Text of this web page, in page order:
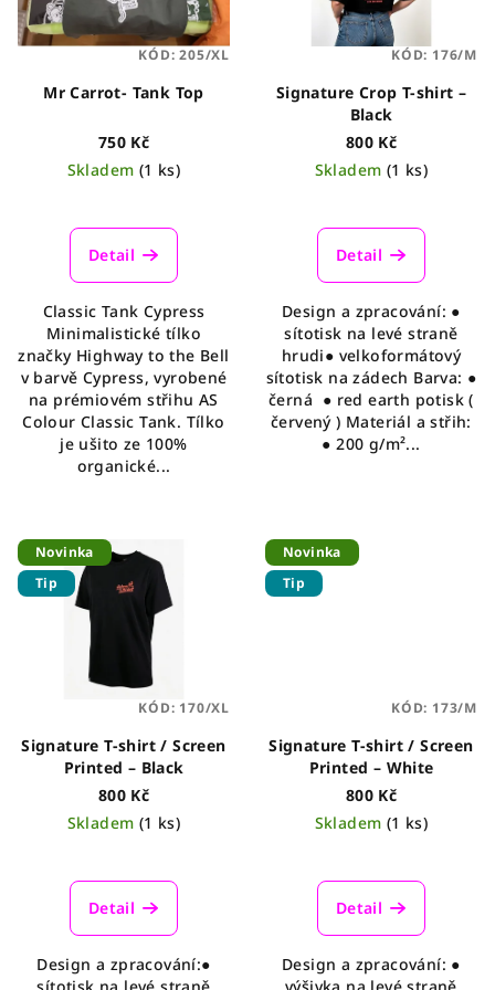
t
ů
p
Mr Carrot- Tank Top
750 Kč
Skladem (1 ks)
Detail
Classic Tank Cypress
Minimalistické tílko
značky Highway to the Bell
v barvě Cypress, vyrobené
na prémiovém střihu AS
Colour Classic Tank. Tílko
je ušito ze 100%
organické...
KÓD:205/XL
Signature Crop T-shirt –
Black
800 Kč
Skladem (1 ks)
Detail
Design a zpracování: ●
sítotisk na levé straně
hrudi● velkoformátový
sítotisk na zádech Barva: ●
černá ● red earth potisk (
červený ) Materiál a střih:
● 200 g/m²...
KÓD: 176/M
Novinka
Tip
Signature T-shirt / Screen
Printed – Black
800 Kč
Skladem (1 ks)
Detail
Design a zpracování:●
sítotisk na levé straně
KÓD: 170/XL
Novinka
Tip
Signature T-shirt / Screen
Printed – White
800 Kč
Skladem (1 ks)
Detail
Design a zpracování: ●
výšivka na levé straně
KÓD: 173/M